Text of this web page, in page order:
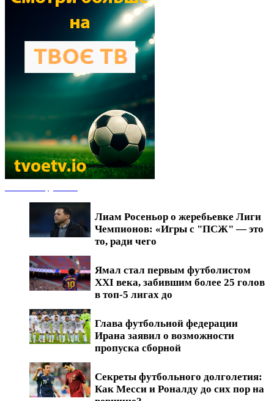
Лиам Росеньор о жеребьевке Лиги
Чемпионов: «Игры с "ПСЖ" — это
то, ради чего
Ямал стал первым футболистом
XXI века, забившим более 25 голов
в топ-5 лигах до
Глава футбольной федерации
Ирана заявил о возможности
пропуска сборной
Секреты футбольного долголетия:
Как Месси и Роналду до сих пор на